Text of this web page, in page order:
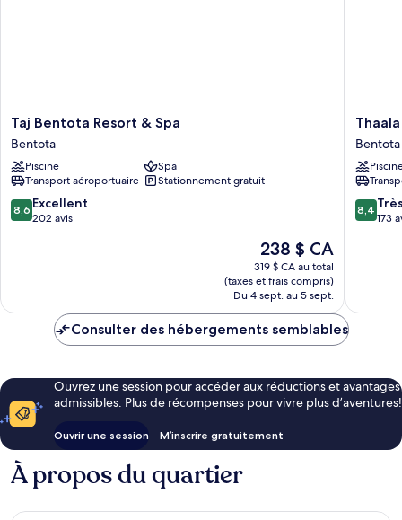
Taj
Bentota
Resort
&
Spa
Bentota
Taj Bentota Resort & Spa
Bentota
Piscine
Spa
Transport aéroportuaire
Stationnement gratuit
8.6
sur
8,6 Excellent
202 avis
Le
prix
est
de
238 $ CA
238 $ CA
319 $ CA au total
(taxes et frais compris)
Du 4 sept. au 5 sept.
Thaala
Bentota
Bentota
Bentota
8.4
sur
8,4
173
Consulter des hébergements semblables
Ouvrez une session pour accéder aux réductions et avantages
admissibles. Plus de récompenses pour vivre plus d’aventures!
Ouvrir une session M’inscrire gratuitement
À propos du quartier